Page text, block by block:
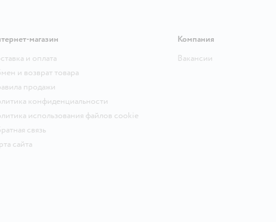
магазин
и оплата
и возврат товара
продажи
конфиденциальности
использования файлов cookie
связь
сайта
Компания
Вакансии